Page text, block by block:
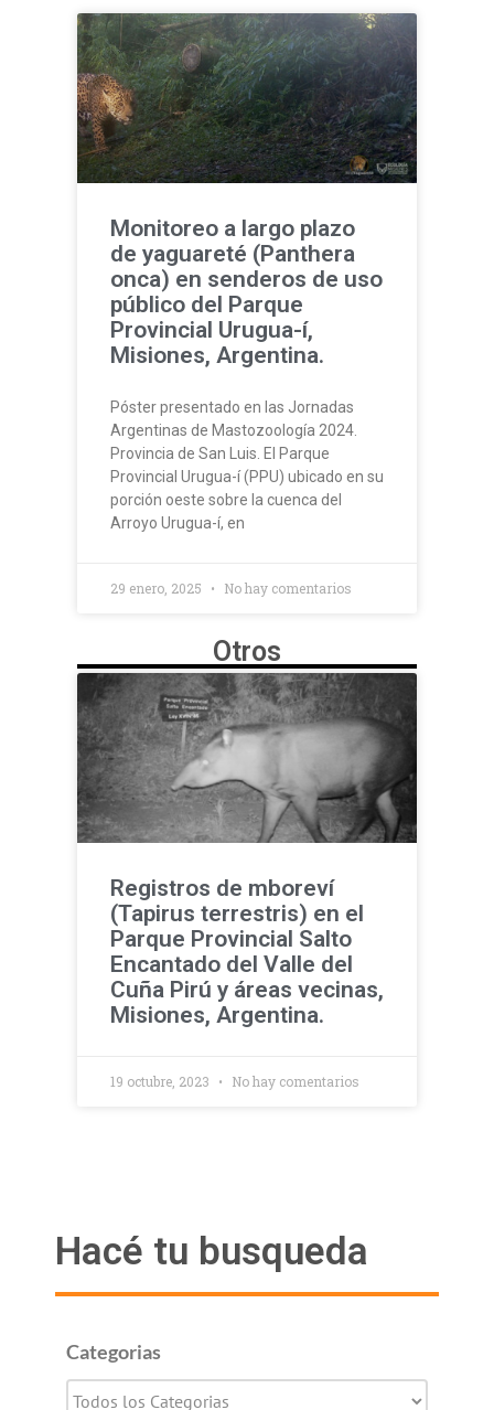
Monitoreo a largo plazo
de yaguareté (Panthera
onca) en senderos de uso
público del Parque
Provincial Urugua-í,
Misiones, Argentina.
Póster presentado en las Jornadas
Argentinas de Mastozoología 2024.
Provincia de San Luis. El Parque
Provincial Urugua-í (PPU) ubicado en su
porción oeste sobre la cuenca del
Arroyo Urugua-í, en
29 enero, 2025 No hay comentarios
Otros
Registros de mboreví
(Tapirus terrestris) en el
Parque Provincial Salto
Encantado del Valle del
Cuña Pirú y áreas vecinas,
Misiones, Argentina.
19 octubre, 2023 No hay comentarios
Hacé tu busqueda
Categorias